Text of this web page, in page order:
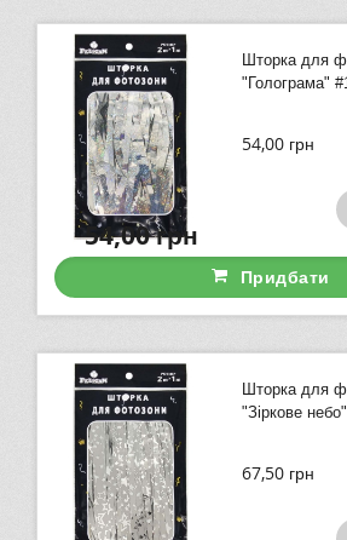
Шторка для
"Голограма"
54,00 грн
54,00грн
Придбати
Шторка для
"Зіркове
67,50 грн